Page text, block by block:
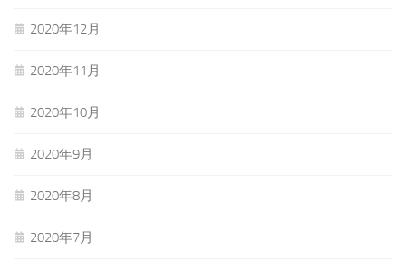
2020年12月
2020年11月
2020年10月
2020年9月
2020年8月
2020年7月